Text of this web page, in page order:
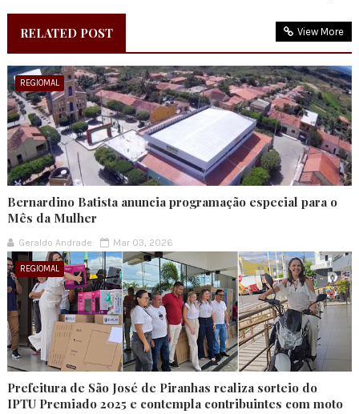
RELATED POST View More
REGIOMAL
Bernardino Batista anuncia programação especial para o
Mês da Mulher
Geraldo Andrade Mar 03, 2026
REGIOMAL
Prefeitura de São José de Piranhas realiza sorteio do
IPTU Premiado 2025 e contempla contribuintes com moto